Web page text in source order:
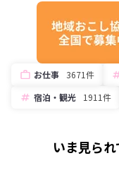
お仕事 3671件
宿泊・観光
1911件
いま見ら